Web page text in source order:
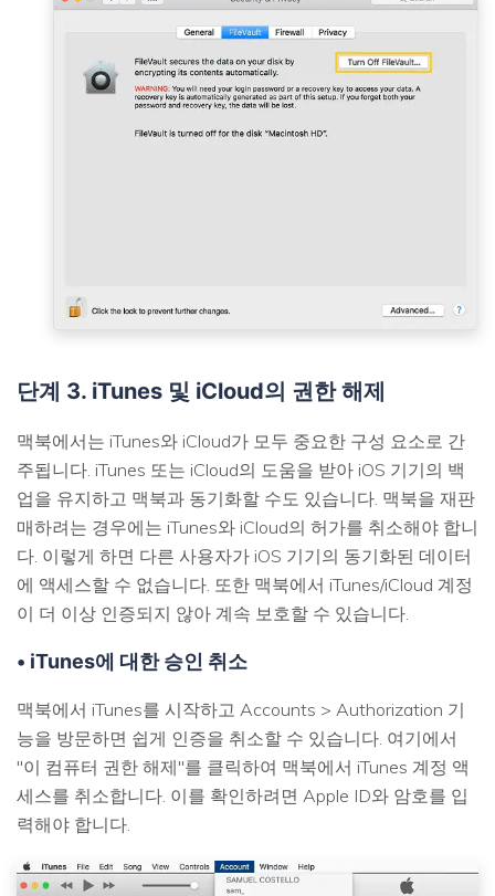
단계 3. iTunes 및 iCloud의 권한 해제
맥북에서는 iTunes와 iCloud가 모두 중요한 구성 요소로 간
주됩니다. iTunes 또는 iCloud의 도움을 받아 iOS 기기의 백
업을 유지하고 맥북과 동기화할 수도 있습니다. 맥북을 재판
매하려는 경우에는 iTunes와 iCloud의 허가를 취소해야 합니
다. 이렇게 하면 다른 사용자가 iOS 기기의 동기화된 데이터
에 액세스할 수 없습니다. 또한 맥북에서 iTunes/iCloud 계정
이 더 이상 인증되지 않아 계속 보호할 수 있습니다.
• iTunes에 대한 승인 취소
맥북에서 iTunes를 시작하고 Accounts > Authorization 기
능을 방문하면 쉽게 인증을 취소할 수 있습니다. 여기에서
"이 컴퓨터 권한 해제"를 클릭하여 맥북에서 iTunes 계정 액
세스를 취소합니다. 이를 확인하려면 Apple ID와 암호를 입
력해야 합니다.